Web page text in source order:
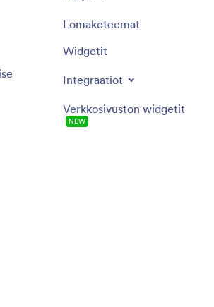
Lomaketeemat
Widgetit
Integraatiot
Verkkosivuston widgetit
NEW